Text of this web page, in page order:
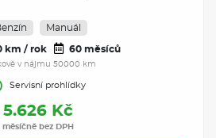
Manuál
km / rok 60 měsíců
v nájmu 50000 km
Servisní prohlídky
5.626 Kč
měsíčně bez DPH